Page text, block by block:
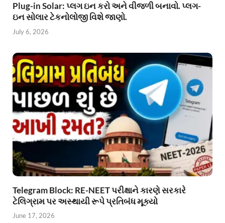
Plug-in Solar: પ્લગ ઇન કરો અને વીજળી બનાવો. પ્લગ-
ઇન સોલાર ટેકનોલોજી વિશે જાણો.
July 6, 2026
Telegram Block: RE-NEET પરીક્ષાને કારણે સરકારે
ટેલિગ્રામ પર અસ્થાયી રૂપે પ્રતિબંધ મૂક્યો
June 17, 2026